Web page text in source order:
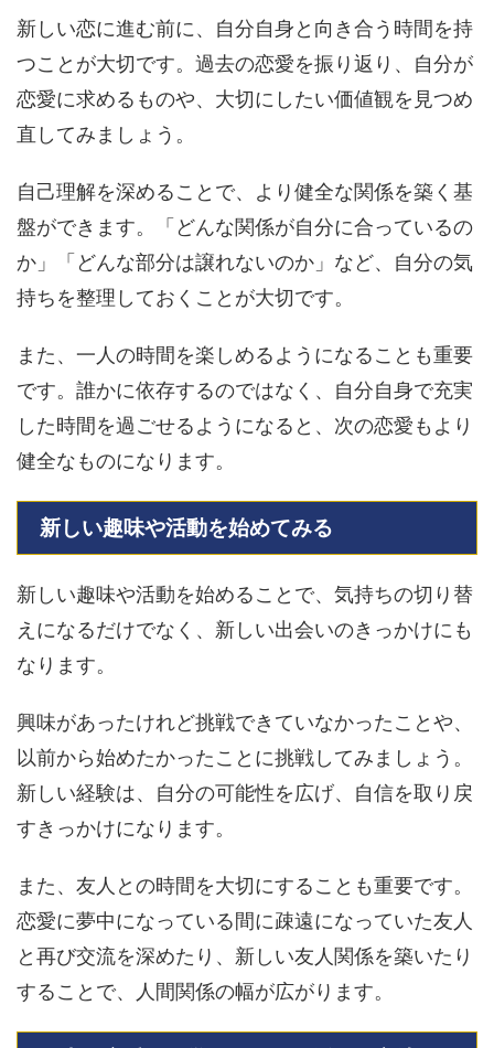
新しい恋に進む前に、自分自身と向き合う時間を持
つことが大切です。過去の恋愛を振り返り、自分が
恋愛に求めるものや、大切にしたい価値観を見つめ
直してみましょう。
自己理解を深めることで、より健全な関係を築く基
盤ができます。「どんな関係が自分に合っているの
か」「どんな部分は譲れないのか」など、自分の気
持ちを整理しておくことが大切です。
また、一人の時間を楽しめるようになることも重要
です。誰かに依存するのではなく、自分自身で充実
した時間を過ごせるようになると、次の恋愛もより
健全なものになります。
新しい趣味や活動を始めてみる
新しい趣味や活動を始めることで、気持ちの切り替
えになるだけでなく、新しい出会いのきっかけにも
なります。
興味があったけれど挑戦できていなかったことや、
以前から始めたかったことに挑戦してみましょう。
新しい経験は、自分の可能性を広げ、自信を取り戻
すきっかけになります。
また、友人との時間を大切にすることも重要です。
恋愛に夢中になっている間に疎遠になっていた友人
と再び交流を深めたり、新しい友人関係を築いたり
することで、人間関係の幅が広がります。